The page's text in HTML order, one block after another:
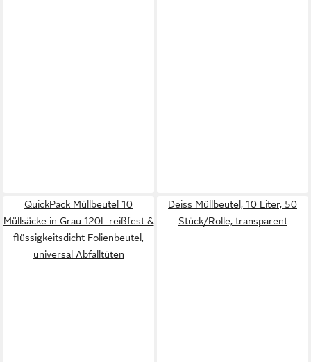
QuickPack Müllbeutel 10
Müllsäcke in Grau 120L reißfest &
flüssigkeitsdicht Folienbeutel,
universal Abfalltüten
Deiss Müllbeutel, 10 Liter, 50
Stück/Rolle, transparent